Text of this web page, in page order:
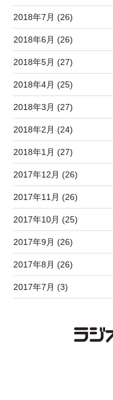
2018年7月 (26)
2018年6月 (26)
2018年5月 (27)
2018年4月 (25)
2018年3月 (27)
2018年2月 (24)
2018年1月 (27)
2017年12月 (26)
2017年11月 (26)
2017年10月 (25)
2017年9月 (26)
2017年8月 (26)
2017年7月 (3)